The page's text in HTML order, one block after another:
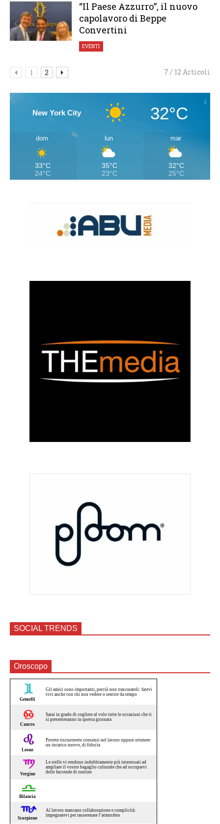
“Il Paese Azzurro”, il nuovo
capolavoro di Beppe
Convertini
EVENTI
1 2 7 / 12 Articoli
New York City 32°C
dom
33°C
24°C
lun
35°C
23°C
mar
32°C
25°C
SOCIAL TRENDS
Oroscopo